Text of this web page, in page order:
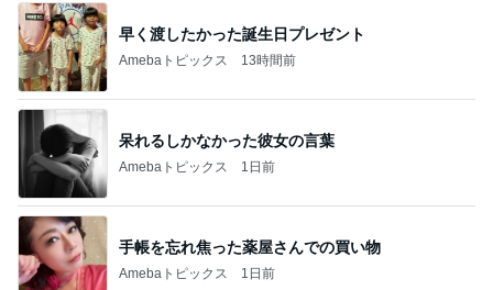
早く渡したかった誕生日プレゼント
Amebaトピックス 13時間前
呆れるしかなかった彼女の言葉
Amebaトピックス 1日前
手帳を忘れ焦った薬屋さんでの買い物
Amebaトピックス 1日前